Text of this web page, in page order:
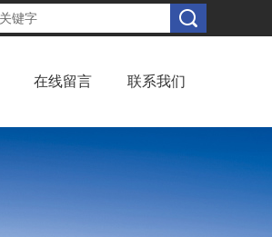
在线留言 联系我们